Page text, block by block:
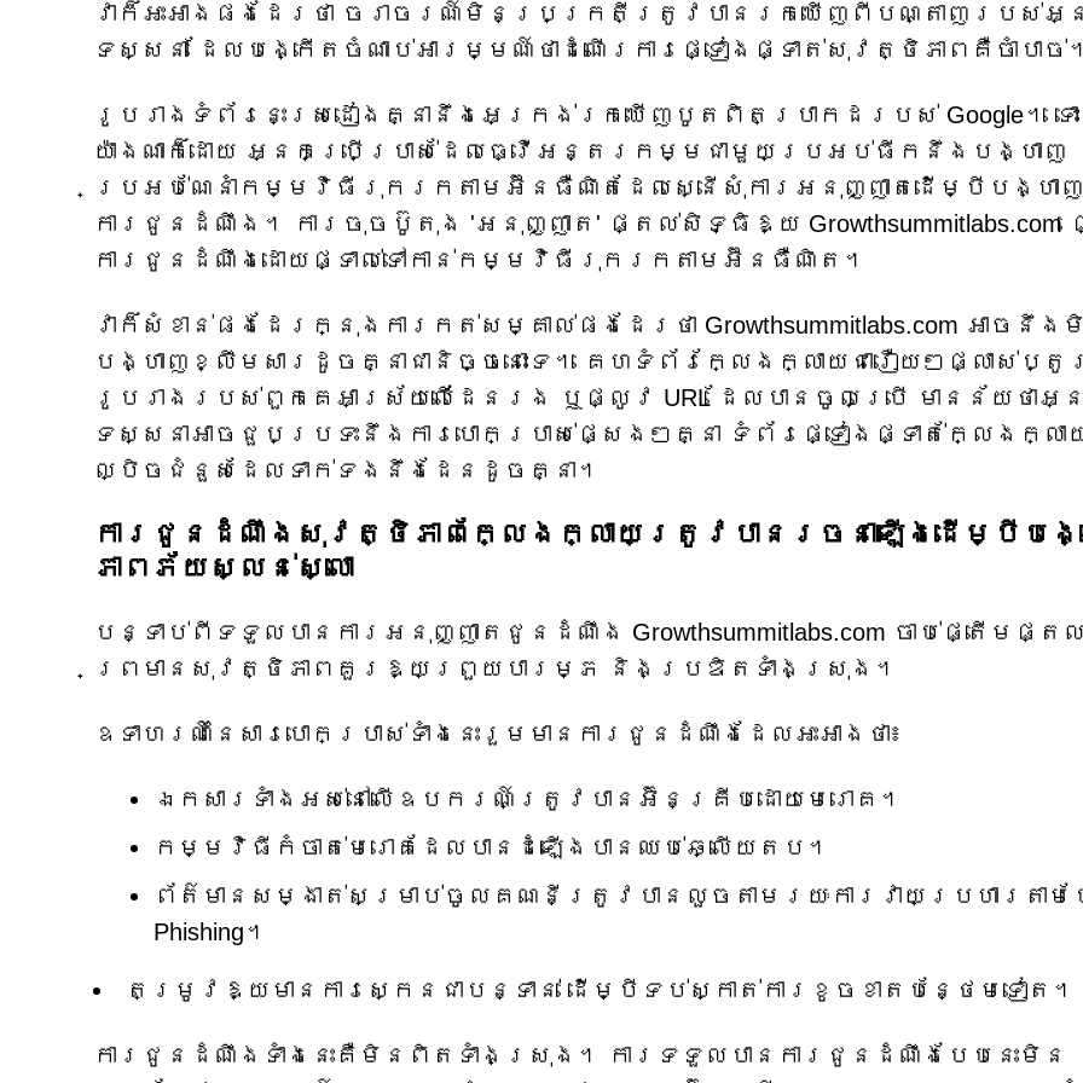
វាក៏អះអាងផងដែរថា ចរាចរណ៍មិនប្រក្រតីត្រូវបានរកឃើញពីបណ្តាញរបស់អ្
ទស្សនា ដែលបង្កើតចំណាប់អារម្មណ៍ថាដំណើរការផ្ទៀងផ្ទាត់សុវត្ថិភាពគឺចាំបាច់។
រូបរាង​ទំព័រ​នេះ​ស្រដៀង​គ្នា​នឹង​អេក្រង់​រកឃើញ​បូត​ពិតប្រាកដ​របស់ Google។ ទោះ
យ៉ាងណាក៏ដោយ អ្នកប្រើប្រាស់​ដែល​ធ្វើ​អន្តរកម្ម​ជាមួយ​ប្រអប់​ធីក​នឹង​បង្ហាញ​
ប្រអប់​ណែនាំ​កម្មវិធីរុករកតាមអ៊ីនធឺណិត​ដែល​ស្នើសុំ​ការអនុញ្ញាត​ដើម្បី​បង្ហាញ​
ការជូនដំណឹង។ ការចុចប៊ូតុង 'អនុញ្ញាត' ផ្តល់សិទ្ធិឱ្យ Growthsummitlabs.com
ការជូនដំណឹងដោយផ្ទាល់ទៅកាន់កម្មវិធីរុករកតាមអ៊ីនធឺណិត។
វាក៏សំខាន់ផងដែរក្នុងការកត់សម្គាល់ផងដែរថា Growthsummitlabs.com អាចនឹង
បង្ហាញខ្លឹមសារដូចគ្នាជានិច្ចនោះទេ។ គេហទំព័រក្លែងក្លាយជារឿយៗផ្លាស់ប្តូរ
រូបរាងរបស់ពួកគេអាស្រ័យលើដែនរង ឬផ្លូវ URL ដែលបានចូលប្រើ មានន័យថាអ្
ទស្សនាអាចជួបប្រទះនឹងការបោកប្រាស់ផ្សេងៗគ្នា ទំព័រផ្ទៀងផ្ទាត់ក្លែងក្លា
ល្បិចជំនួសដែលទាក់ទងនឹងដែនដូចគ្នា។
ការជូនដំណឹងសុវត្ថិភាពក្លែងក្លាយត្រូវបានរចនាឡើងដើម្បីបង្
ភាពភ័យស្លន់ស្លោ
បន្ទាប់ពីទទួលបានការអនុញ្ញាតជូនដំណឹង Growthsummitlabs.com ចាប់ផ្តើមផ្តល់
ព្រមានសុវត្ថិភាពគួរឱ្យព្រួយបារម្ភ និងប្រឌិតទាំងស្រុង។
ឧទាហរណ៍នៃសារបោកប្រាស់ទាំងនេះរួមមានការជូនដំណឹងដែលអះអាងថា៖
ឯកសារទាំងអស់នៅលើឧបករណ៍ត្រូវបានអ៊ិនគ្រីបដោយមេរោគ។
កម្មវិធីកំចាត់មេរោគដែលបានដំឡើងបានឈប់ឆ្លើយតប។
ព័ត៌មានសម្ងាត់សម្រាប់ចូលគណនីត្រូវបានលួចតាមរយៈការវាយប្រហារតាម
Phishing។
តម្រូវ​ឱ្យ​មាន​ការ​ស្កេន​ជាបន្ទាន់ ដើម្បី​ទប់ស្កាត់​ការ​ខូចខាត​បន្ថែម​ទៀត។
ការជូនដំណឹងទាំងនេះគឺមិនពិតទាំងស្រុង។ ការទទួលបានការជូនដំណឹងបែបនេះមិន